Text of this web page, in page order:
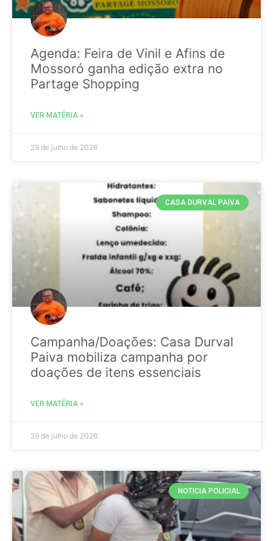
Agenda: Feira de Vinil e Afins de
Mossoró ganha edição extra no
Partage Shopping
VER MATÉRIA »
29 de julho de 2026
CASA DURVAL PAIVA
Campanha/Doações: Casa Durval
Paiva mobiliza campanha por
doações de itens essenciais
VER MATÉRIA »
29 de julho de 2026
NOTICIA POLICIAL